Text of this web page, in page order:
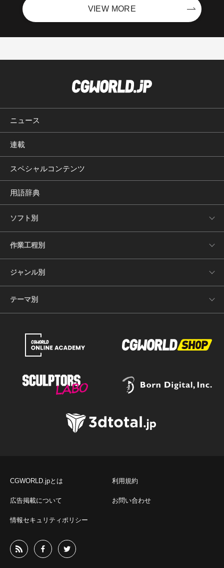
VIEW MORE
ニュース
連載
スペシャルコンテンツ
用語辞典
ソフト別
作業工程別
ジャンル別
テーマ別
CGWORLD.jpとは 利用規約
広告掲載について お問い合わせ
情報セキュリティポリシー